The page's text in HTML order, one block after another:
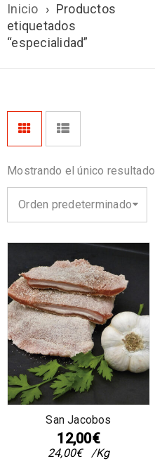
Inicio › Productos
etiquetados
“especialidad”
Mostrando el único resultado
Orden predeterminado
San Jacobos
12,00€
24,00€ /Kg